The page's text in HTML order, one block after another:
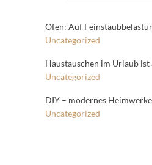
Ofen: Auf
Uncategorized
Haustauschen im Urlaub
Uncategorized
DIY – modernes
Uncategorized